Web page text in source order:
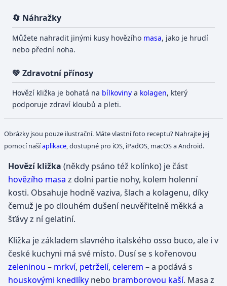
🔄 Náhražky
Můžete nahradit jinými kusy hovězího masa, jako je hrudí
nebo přední noha.
💚 Zdravotní přínosy
Hovězí kližka je bohatá na bílkoviny a kolagen, který
podporuje zdraví kloubů a pleti.
Obrázky jsou pouze ilustrační. Máte vlastní foto receptu? Nahrajte jej
pomocí našíaplikace , dostupné pro iOS, iPadOS, macOS a Android.
Hovězí kližka (někdy psáno též kolínko) je část
hovězího masa z dolní partie nohy, kolem holenní
kosti. Obsahuje hodně vaziva, šlach a kolagenu, díky
čemuž je po dlouhém dušení neuvěřitelně měkká a
šťávy z ní gelatiní.
Kližka je základem slavného italského osso buco, ale i v
české kuchyni má své místo. Dusí se s kořenovou
zeleninou – mrkví, petrželí, celerem – a podává s
houskovými knedlíky nebo bramborovou kaší. Masa z